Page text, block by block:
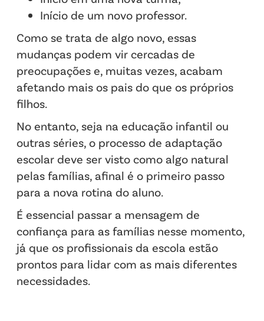
Início de um novo professor.
Como se trata de algo novo, essas
mudanças podem vir cercadas de
preocupações e, muitas vezes, acabam
afetando mais os pais do que os próprios
filhos.
No entanto, seja na educação infantil ou
outras séries, o processo de adaptação
escolar deve ser visto como algo natural
pelas famílias, afinal é o primeiro passo
para a nova rotina do aluno.
É essencial passar a mensagem de
confiança para as famílias nesse momento,
já que os profissionais da escola estão
prontos para lidar com as mais diferentes
necessidades.